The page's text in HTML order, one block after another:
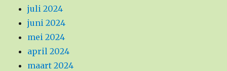
juli 2024
juni 2024
mei 2024
april 2024
maart 2024